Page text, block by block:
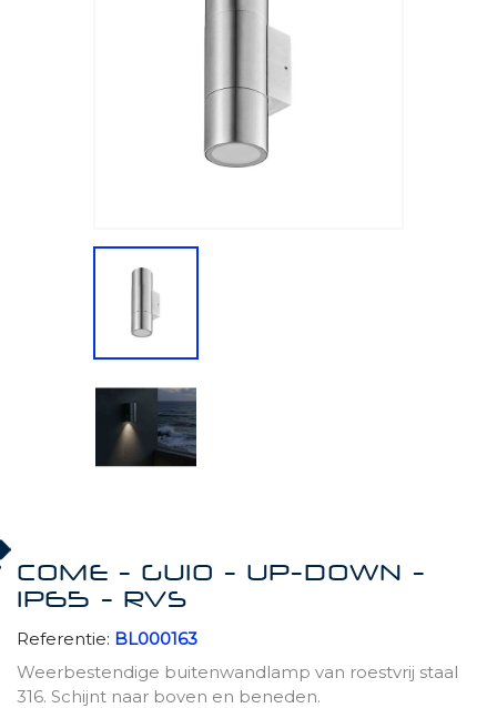
COME - GU10 - UP-DOWN -
IP65 - RVS
Referentie: BL000163
Weerbestendige buitenwandlamp van roestvrij staal
316. Schijnt naar boven en beneden.